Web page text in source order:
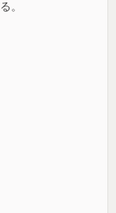
。